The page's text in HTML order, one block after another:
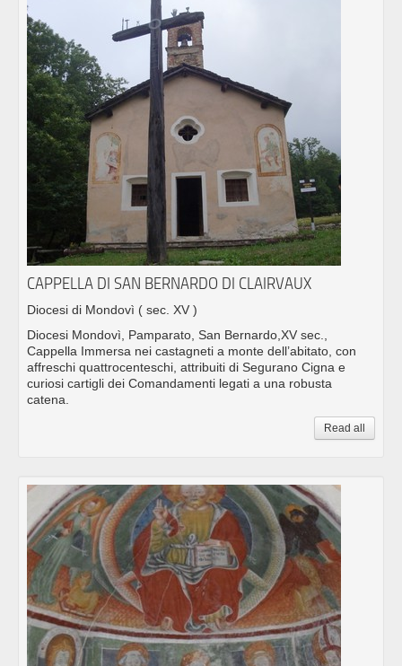
CAPPELLA DI SAN BERNARDO DI CLAIRVAUX
Diocesi di Mondovì ( sec. XV )
Diocesi Mondovì, Pamparato, San Bernardo,XV sec.,
Cappella Immersa nei castagneti a monte dell’abitato, con
affreschi quattrocenteschi, attribuiti di Segurano Cigna e
curiosi cartigli dei Comandamenti legati a una robusta
catena.
Read all